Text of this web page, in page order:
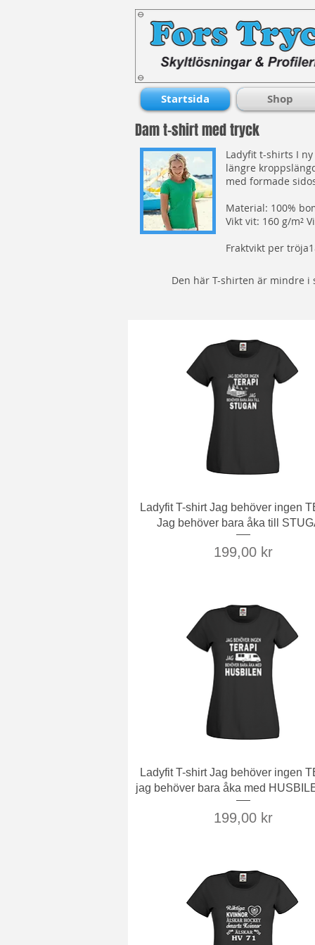
Startsida Shop
Dam t-shirt med tryck
Ladyfit t-shirts I
längre
med formade
Material: 100%
Vikt vit: 160 g/m²
Fraktvikt per
Den här T-shirten är mindre i
Snabbvisning
Ladyfit T-shirt Jag behöver ingen
Jag behöver bara åka till
Pris
199,00 kr
Snabbvisning
Ladyfit T-shirt Jag behöver ingen
jag behöver bara åka med
Pris
199,00 kr